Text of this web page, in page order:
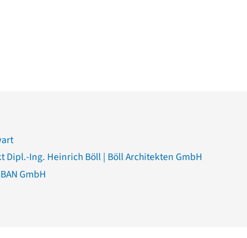
Dipl.-Ing. Heinrich Böll | Böll Architekten GmbH
GmbH